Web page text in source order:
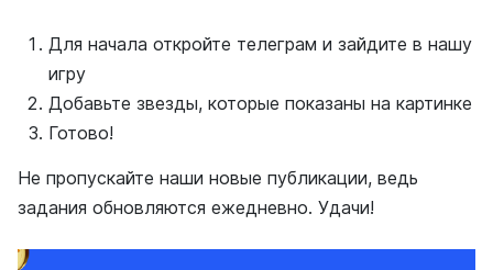
Для начала откройте телеграм и зайдите в нашу
игру
Добавьте звезды, которые показаны на картинке
Готово!
Не пропускайте наши новые публикации, ведь
задания обновляются ежедневно. Удачи!